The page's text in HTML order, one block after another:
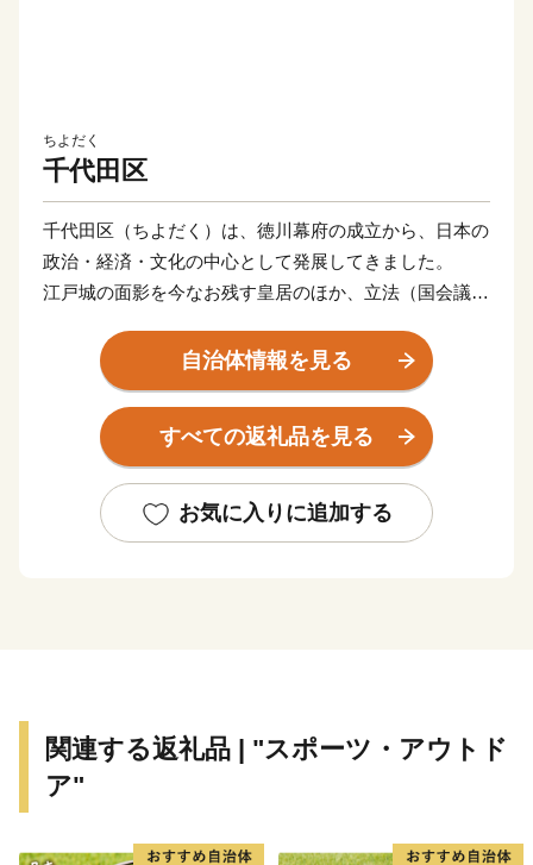
ちよだく
千代田区
千代田区（ちよだく）は、徳川幕府の成立から、日本の
政治・経済・文化の中心として発展してきました。
江戸城の面影を今なお残す皇居のほか、立法（国会議事
判所）の三権の主要機関、世界的なビジネス街として発
展する丸の内・大手町、落ち着いた景観とたたずまいを
見せる番町・麹町、電気街やポップカルチャーの発信地
である秋葉原、古書店街の神保町、スポーツ店街の小川
街並みが形成されています。
また、日本有数の桜の名所である千鳥ヶ淵、歴史と風格
自治体情報を見る
すべての返礼品を見る
お気に入りに追加する
関連する返礼品 | "スポーツ・アウトド
ア"